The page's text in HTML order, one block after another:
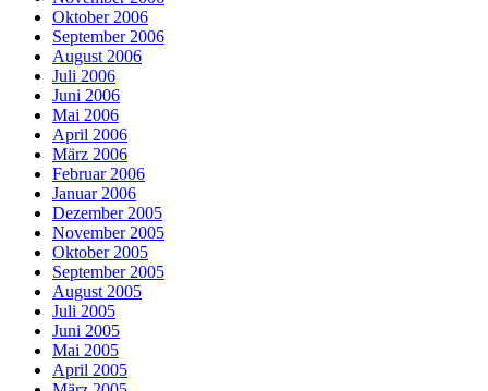
Oktober 2006
September 2006
August 2006
Juli 2006
Juni 2006
Mai 2006
April 2006
März 2006
Februar 2006
Januar 2006
Dezember 2005
November 2005
Oktober 2005
September 2005
August 2005
Juli 2005
Juni 2005
Mai 2005
April 2005